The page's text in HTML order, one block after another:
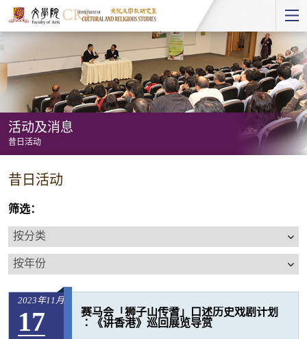
Start
main
Content
活动及消息
昔日活动
动
及
消
息
昔日活动
筛选：
按
分
类
按
年
2023年11月
17
赛马会「狮子山传耆」口述历史戏剧计划
∶《讲香港》巡回展览导赏